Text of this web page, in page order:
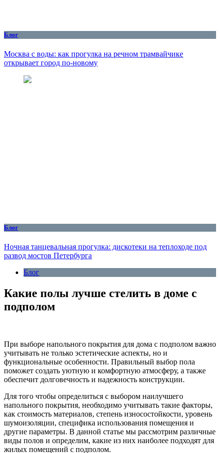
Блог
Москва с воды: как прогулка на речном трамвайчике
открывает город по‑новому
Блог
Ночная танцевальная прогулка: дискотеки на теплоходе под
развод мостов Петербурга
Блог
Какие полы лучше стелить в доме с
подполом
При выборе напольного покрытия для дома с подполом важно
учитывать не только эстетические аспекты, но и
функциональные особенности. Правильный выбор пола
поможет создать уютную и комфортную атмосферу, а также
обеспечит долговечность и надежность конструкции.
Для того чтобы определиться с выбором наилучшего
напольного покрытия, необходимо учитывать такие факторы,
как стоимость материалов, степень износостойкости, уровень
шумоизоляции, специфика использования помещения и
другие параметры. В данной статье мы рассмотрим различные
виды полов и определим, какие из них наиболее подходят для
жилых помещений с подполом.